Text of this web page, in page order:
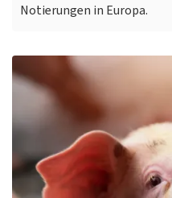
Notierungen in Europa.